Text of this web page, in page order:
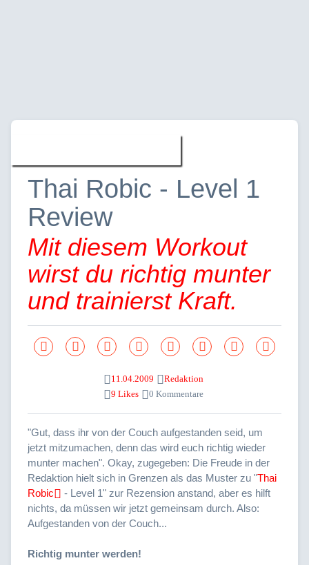
Thai Robic - Level 1
Review
Mit diesem Workout
wirst du richtig munter
und trainierst Kraft.
11.04.2009
Redaktion
9 Likes
0 Kommentare
"Gut, dass ihr von der Couch aufgestanden seid, um
jetzt mitzumachen, denn das wird euch richtig wieder
munter machen". Okay, zugegeben: Die Freude in der
Redaktion hielt sich in Grenzen als das Muster zu "Thai
Robic
- Level 1" zur Rezension anstand, aber es hilft
nichts, da müssen wir jetzt gemeinsam durch. Also:
Aufgestanden von der Couch...
Richtig munter werden!